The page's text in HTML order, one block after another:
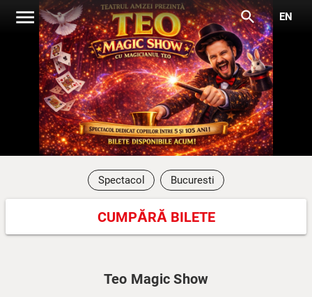
menu search EN
Spectacol Bucuresti
CUMPĂRĂ BILETE
Teo Magic Show